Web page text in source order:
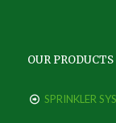
OUR PRODUCTS
SPRINKLER